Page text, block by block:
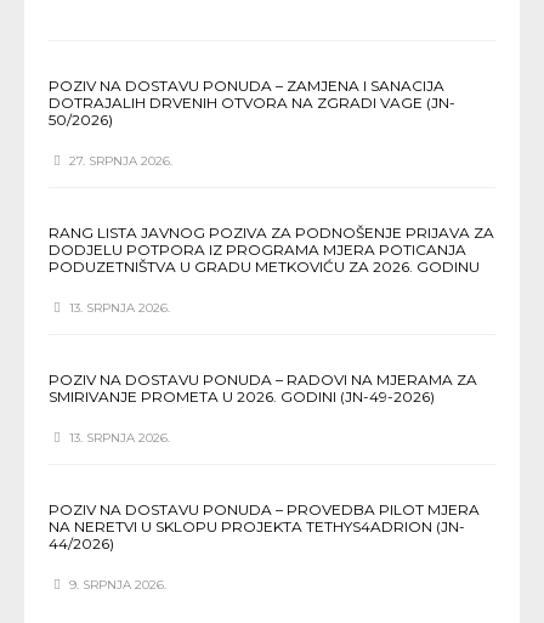
POZIV NA DOSTAVU PONUDA – ZAMJENA I SANACIJA
DOTRAJALIH DRVENIH OTVORA NA ZGRADI VAGE (JN-
50/2026)
27. SRPNJA 2026.
RANG LISTA JAVNOG POZIVA ZA PODNOŠENJE PRIJAVA ZA
DODJELU POTPORA IZ PROGRAMA MJERA POTICANJA
PODUZETNIŠTVA U GRADU METKOVIĆU ZA 2026. GODINU
13. SRPNJA 2026.
POZIV NA DOSTAVU PONUDA – RADOVI NA MJERAMA ZA
SMIRIVANJE PROMETA U 2026. GODINI (JN-49-2026)
13. SRPNJA 2026.
POZIV NA DOSTAVU PONUDA – PROVEDBA PILOT MJERA
NA NERETVI U SKLOPU PROJEKTA TETHYS4ADRION (JN-
44/2026)
9. SRPNJA 2026.